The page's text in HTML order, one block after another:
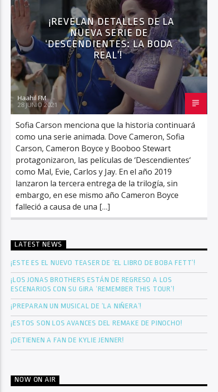
Haahil FM
¡REVELAN DETALLES DE LA
NUEVA SERIE DE
‘DESCENDIENTES: LA BODA
REAL’!
Haahil FM
28 JUNIO 2021
Sofia Carson menciona que la historia continuará
como una serie animada. Dove Cameron, Sofia
Carson, Cameron Boyce y Booboo Stewart
protagonizaron, las películas de ‘Descendientes‘
como Mal, Evie, Carlos y Jay. En el año 2019
lanzaron la tercera entrega de la trilogía, sin
embargo, en ese mismo año Cameron Boyce
falleció a causa de una […]
LATEST NEWS
¡ESTE ES EL NUEVO TEASER DE ‘EL LIBRO DE BOBA FETT’!
¡LOS JONAS BROTHERS ESTÁN DE REGRESO A LOS
ESCENARIOS CON SU GIRA ‘REMEMBER THIS TOUR’!
¡PREPARAN UN MUSICAL DE ‘LA NIÑERA’!
¡ESTOS SON LOS AVANCES DEL REMAKE DE PINOCHO!
¡DETIENEN A FAN DE KYLIE JENNER!
NOW ON AIR